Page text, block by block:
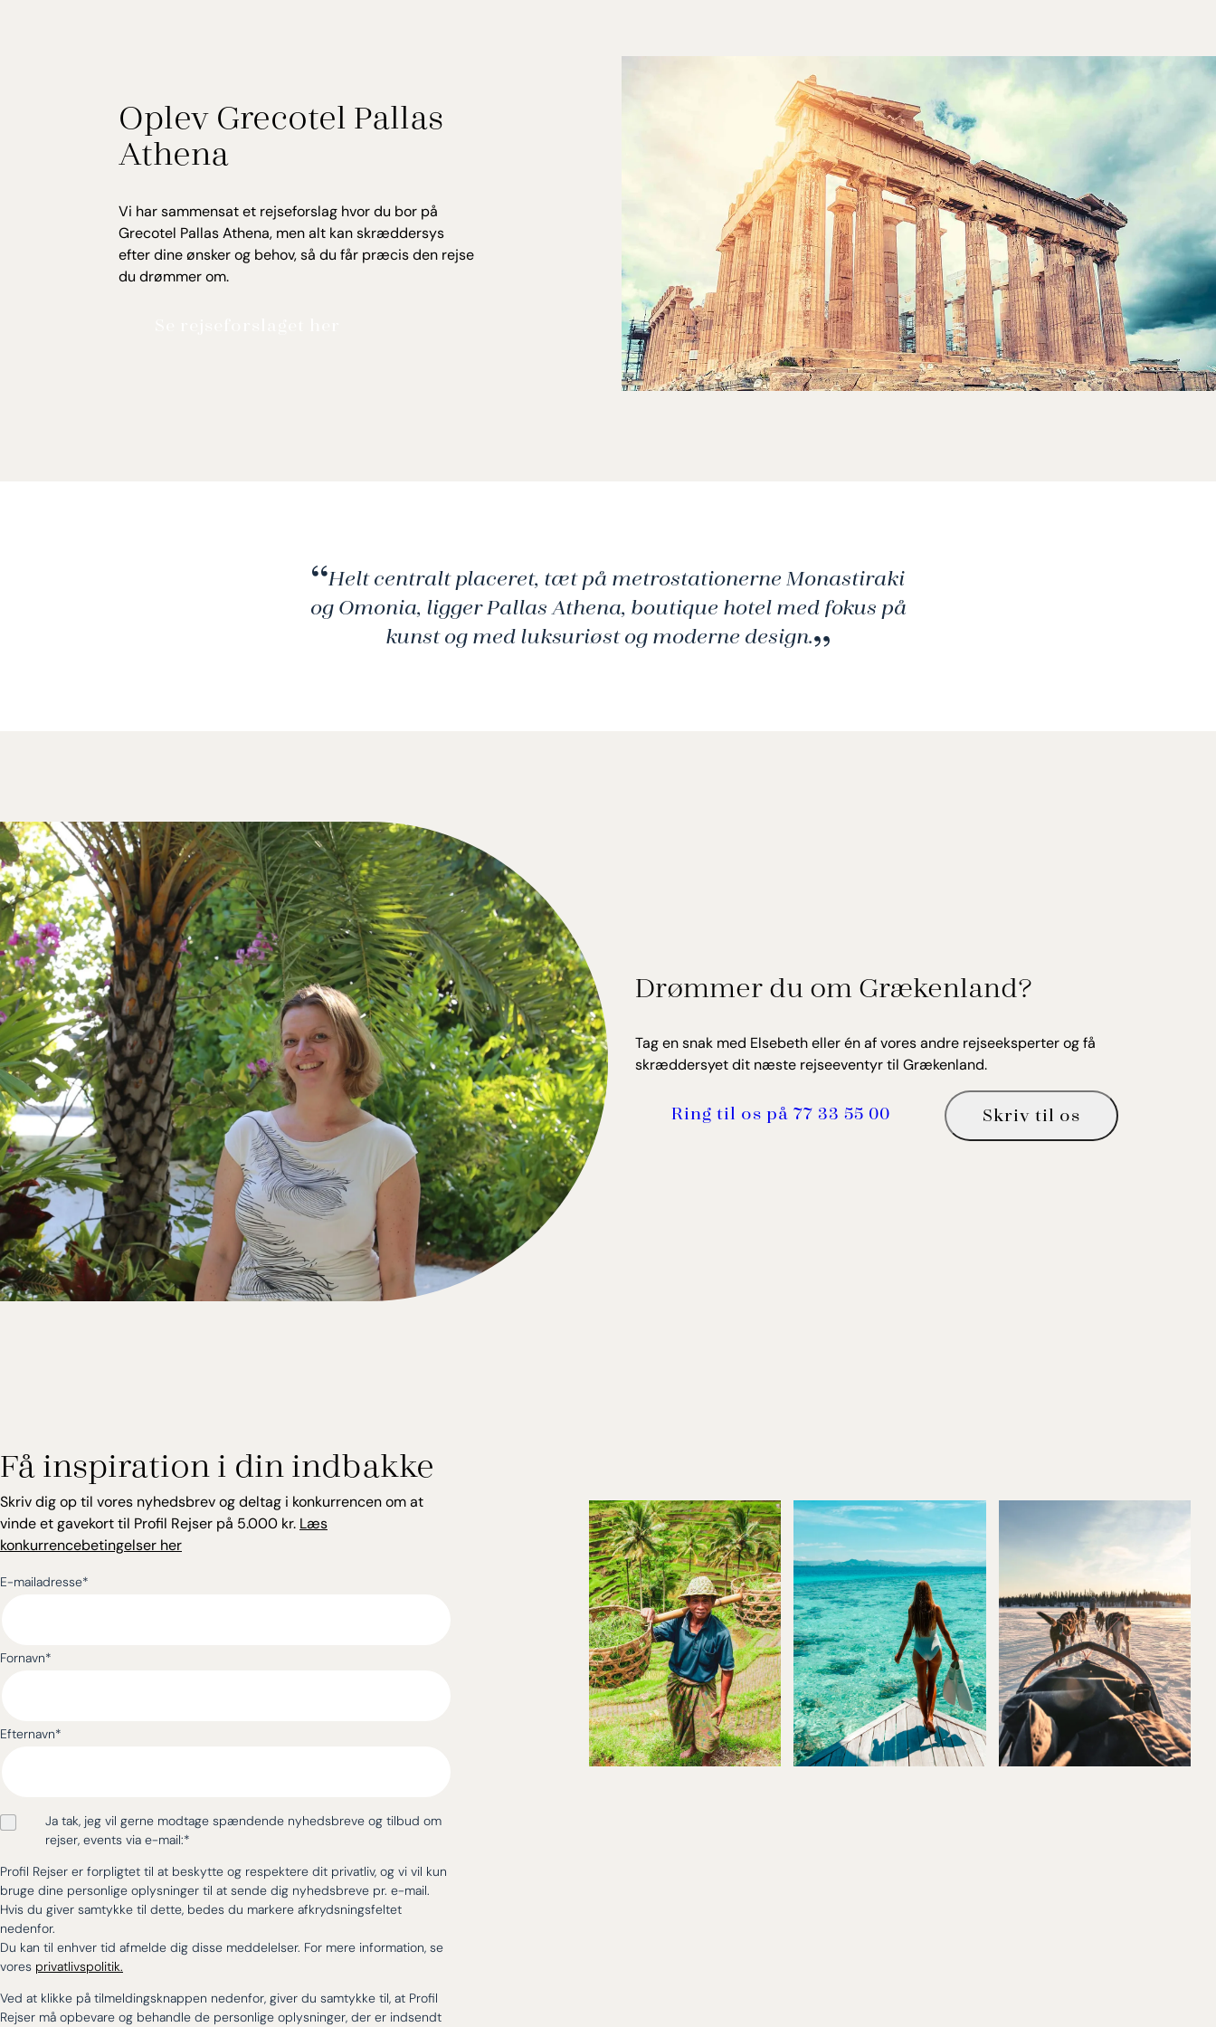
Oplev Grecotel Pallas
Athena
Vi har sammensat et rejseforslag hvor du bor på
Grecotel Pallas Athena, men alt kan skræddersys
efter dine ønsker og behov, så du får præcis den rejse
du drømmer om.
Helt centralt placeret, tæt på metrostationerne Monastiraki
og Omonia, ligger Pallas Athena, boutique hotel med fokus på
kunst og med luksuriøst og moderne design.
Drømmer du om Grækenland?
Tag en snak med Elsebeth eller én af vores andre rejseeksperter og få
skræddersyet dit næste rejseeventyr til Grækenland.
Ring til os på 77 33 55 00 Skriv til os
Få inspiration i din indbakke
Skriv dig op til vores nyhedsbrev og deltag i konkurrencen om at
vinde et gavekort til Profil Rejser på 5.000 kr. Læs
konkurrencebetingelser her
E-mailadresse*
Fornavn*
Efternavn*
Ja tak, jeg vil gerne modtage spændende nyhedsbreve og tilbud om
rejser, events via e-mail:*
Profil Rejser er forpligtet til at beskytte og respektere dit privatliv, og vi vil kun
bruge dine personlige oplysninger til at sende dig nyhedsbreve pr. e-mail.
Hvis du giver samtykke til dette, bedes du markere afkrydsningsfeltet
nedenfor.
Du kan til enhver tid afmelde dig disse meddelelser. For mere information, se
vores privatlivspolitik.
Ved at klikke på tilmeldingsknappen nedenfor, giver du samtykke til, at Profil
Rejser må opbevare og behandle de personlige oplysninger, der er indsendt